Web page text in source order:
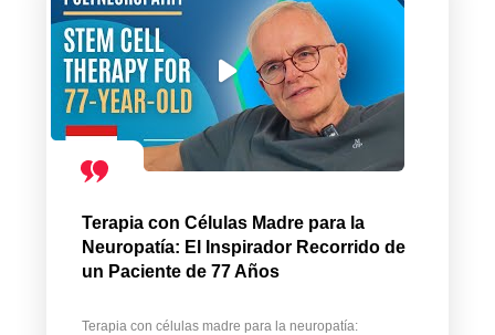
Terapia con Células Madre para la
Neuropatía: El Inspirador Recorrido de
un Paciente de 77 Años
Terapia con células madre para la neuropatía: